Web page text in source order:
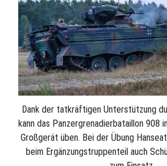
Dank der tatkräftigen Unterstützung
kann das Panzergrenadierbataillon 908
Großgerät üben. Bei der Übung
beim Ergänzungstruppenteil auch